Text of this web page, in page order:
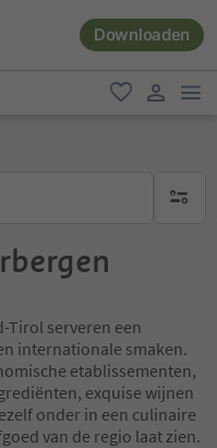
Downloaden
favoriet
geen
Tirol serveren een
internationale smaken.
etablissementen,
exquise wijnen
onder in een culinaire
van de regio laat zien.